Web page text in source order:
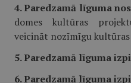
4. Paredzamā līguma
domes kultūras
veicināt nozīmīgu
5. Paredzamā līguma
6. Paredzamā līguma